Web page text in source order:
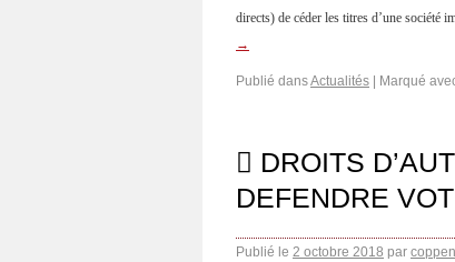
directs) de céder les titres d’une société
→
Publié dansActualités Marqué
 DROITS
DEFENDRE
Publié le 2 octobre 2018 par